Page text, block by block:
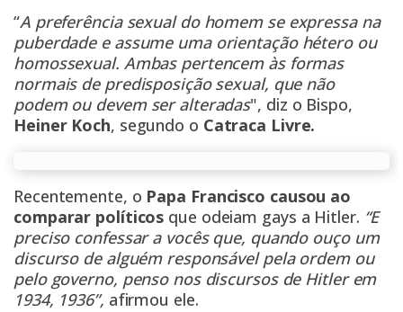
“A preferência sexual do homem se expressa na
puberdade e assume uma orientação hétero ou
homossexual. Ambas pertencem às formas
normais de predisposição sexual, que não
podem ou devem ser alteradas", diz o Bispo,
Heiner Koch, segundo o Catraca Livre.
Recentemente, o Papa Francisco causou ao
comparar políticos que odeiam gays a Hitler. “E
preciso confessar a vocês que, quando ouço um
discurso de alguém responsável pela ordem ou
pelo governo, penso nos discursos de Hitler em
1934, 1936”, afirmou ele.